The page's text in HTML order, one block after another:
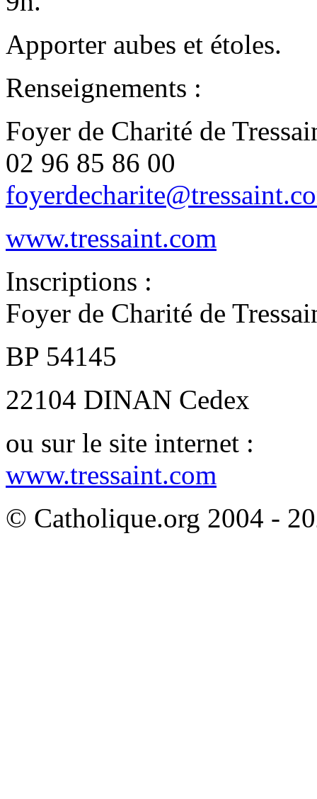
Apporter aubes et étoles.
Renseignements :
Foyer de Charité de
02 96 85 86 00
www.tressaint.com
Inscriptions :
Foyer de Charité de
BP 54145
22104 DINAN Cedex
ou sur le site internet :
www.tressaint.com
© Catholique.org 2004 -